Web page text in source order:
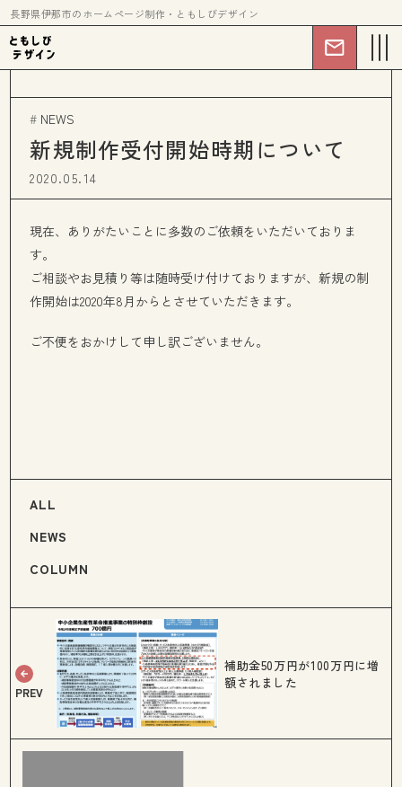
長野県伊那市のホームページ制作・ともしびデザイン
ALL
NEWS
COLUMN
# NEWS
新規制作受付開始時期について
2020.05.14
現在、ありがたいことに多数のご依頼をいただいておりま
す。
ご相談やお見積り等は随時受け付けておりますが、新規の制
作開始は2020年8月からとさせていただきます。
ご不便をおかけして申し訳ございません。
補助金50万円が100万円に増
額されました